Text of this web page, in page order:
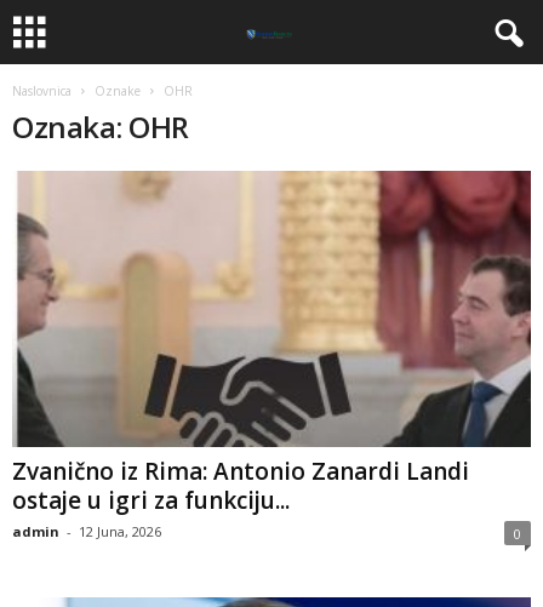
Naslovnica Oznake OHR
Oznaka: OHR
Zvanično iz Rima: Antonio Zanardi Landi
ostaje u igri za funkciju...
admin - 12 Juna, 2026 0